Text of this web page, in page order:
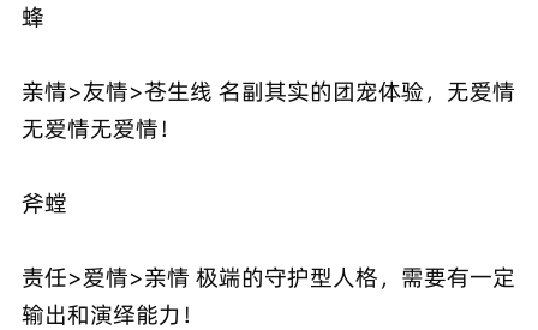
蜂
亲情>友情>苍生线 名副其实的团宠体验，无爱情
无爱情无爱情！
斧螳
责任>爱情>亲情 极端的守护型人格，需要有一定
输出和演绎能力！